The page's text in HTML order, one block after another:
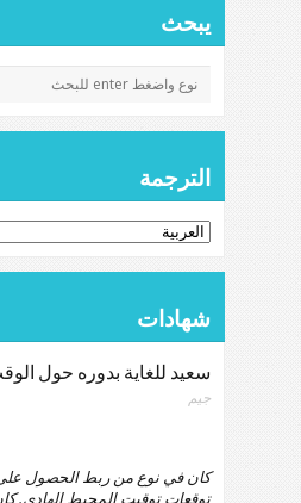
يبحث
الترجمة
شهادات
سعيد للغاية بدوره حول
جيم
كان في نوع من ربط الحصول على
توقعات توقيت المحيط الهادي.